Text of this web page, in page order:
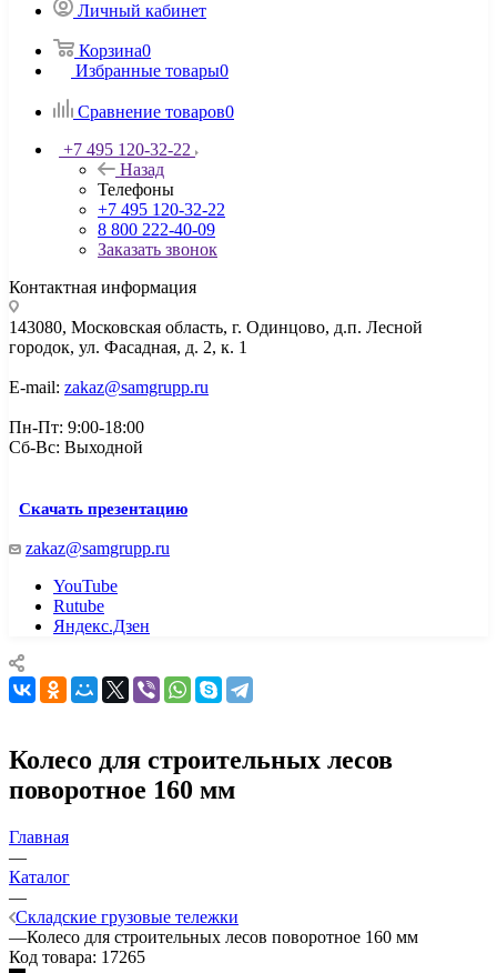
Личный кабинет
Корзина0
Избранные товары0
Сравнение товаров0
+7 495 120-32-22
Назад
Телефоны
+7 495 120-32-22
8 800 222-40-09
Заказать звонок
Контактная информация
143080, Mосковская область, г. Одинцово, д.п. Лесной
городок, ул. Фасадная, д. 2, к. 1
E-mail: zakaz@samgrupp.ru
Пн-Пт: 9:00-18:00
Сб-Вс: Выходной
Скачать презентацию
zakaz@samgrupp.ru
YouTube
Rutube
Яндекс.Дзен
Колесо для строительных лесов
поворотное 160 мм
Главная
—
Каталог
—
Складские грузовые тележки
—Колесо для строительных лесов поворотное 160 мм
Код товара: 17265